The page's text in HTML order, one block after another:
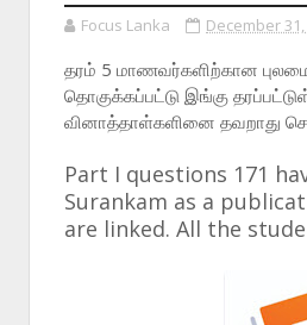
Focus Lanka December 31,
தரம் 5 மாணவர்களிற்கான
தொகுக்கப்பட்டு இங்கு
வினாத்தாள்களினை தவறாது
Part I questions 171
Surankam as a
are linked. All the